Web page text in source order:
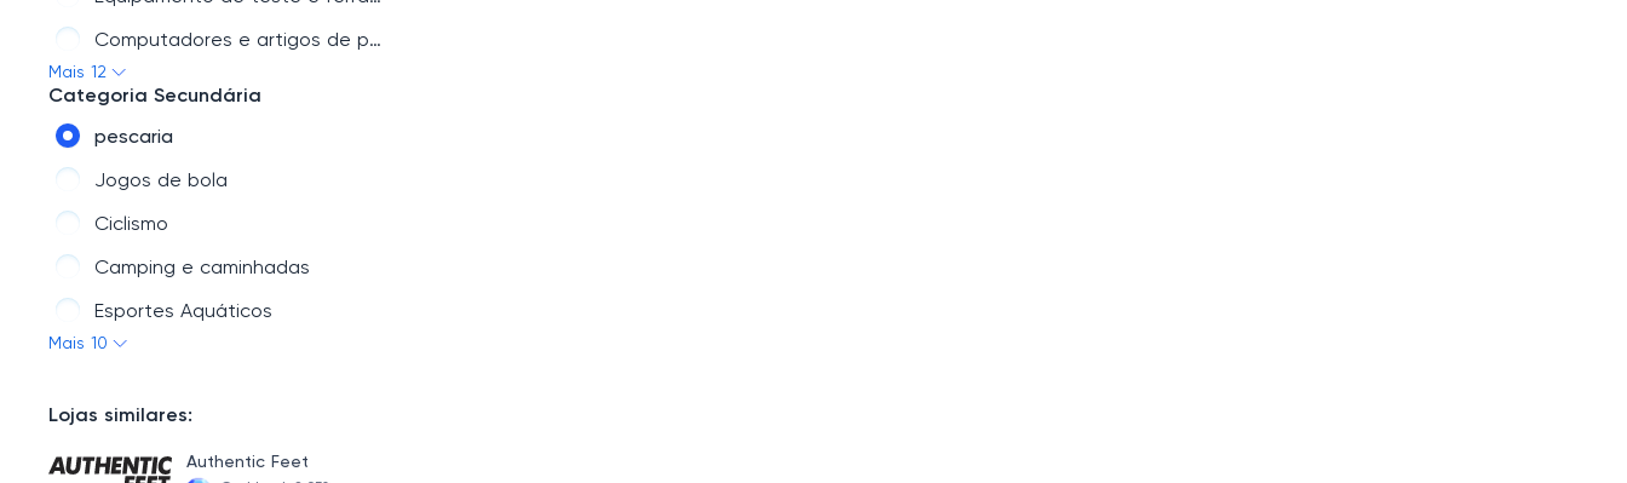
Computadores e artigos de papelaria
Brinquedos e Hobbies
Casa e Jardim
Celulares e Acessórios
Saúde & Beleza
Acessórios de carro
Vestuário e joalheria
Smart Device & Safety
Mais 12
Categoria Secundária
pescaria
Jogos de bola
Ciclismo
Camping e caminhadas
Esportes Aquáticos
Mais 10
Lojas similares:
Authentic Feet